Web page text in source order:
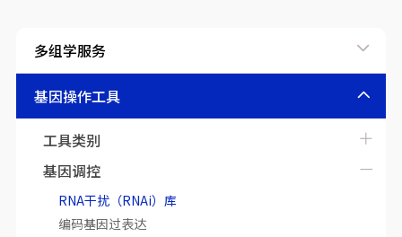
多组学服务
基因操作工具
工具类别
基因调控
RNA干扰（RNAi）库
编码基因过表达